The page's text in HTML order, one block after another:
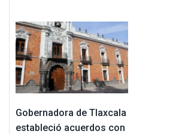
Gobernadora de Tlaxcala
estableció acuerdos con